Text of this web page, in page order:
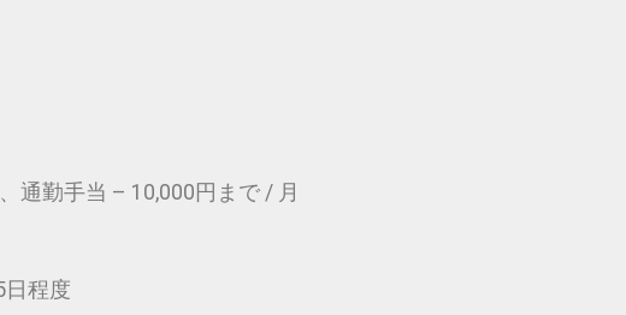
勤手当 – 10,000円まで / 月
程度